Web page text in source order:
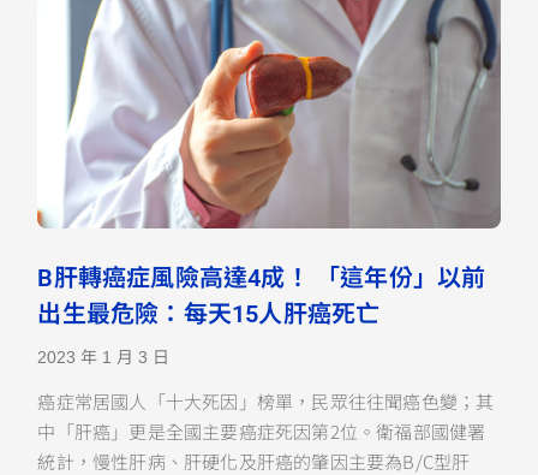
B肝轉癌症風險高達4成！ 「這年份」以前
出生最危險：每天15人肝癌死亡
2023 年 1 月 3 日
癌症常居國人「十大死因」榜單，民眾往往聞癌色變；其
中「肝癌」更是全國主要癌症死因第2位。衛福部國健署
統計，慢性肝病、肝硬化及肝癌的肇因主要為B/C型肝